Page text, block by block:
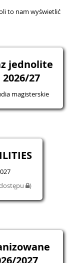
to nam wyświetlić
jednolite
27
magisterskie
)
2027